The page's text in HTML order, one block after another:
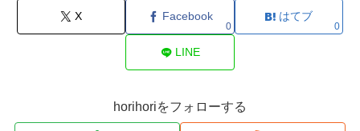
X Facebook
0
はてブ
0
LINE
horihoriをフォローする